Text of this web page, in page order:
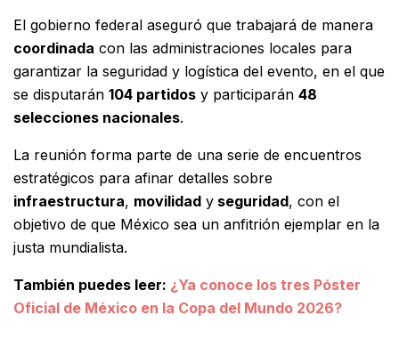
El gobierno federal aseguró que trabajará de manera
coordinada con las administraciones locales para
garantizar la seguridad y logística del evento, en el que
se disputarán 104 partidos y participarán 48
selecciones nacionales.
La reunión forma parte de una serie de encuentros
estratégicos para afinar detalles sobre
infraestructura, movilidad y seguridad, con el
objetivo de que México sea un anfitrión ejemplar en la
justa mundialista.
También puedes leer: ¿Ya conoce los tres Póster
Oficial de México en la Copa del Mundo 2026?